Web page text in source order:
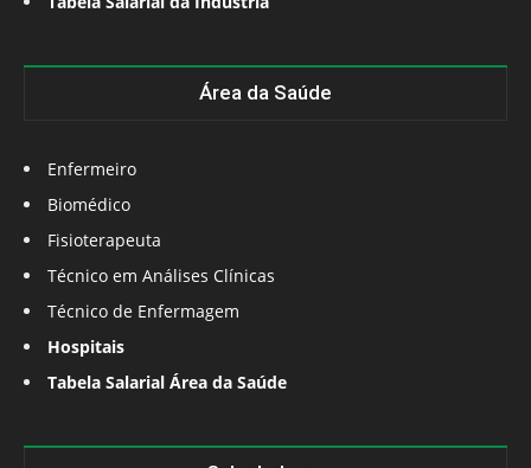
Área da Saúde
Enfermeiro
Biomédico
Fisioterapeuta
Técnico em Análises Clínicas
Técnico de Enfermagem
Hospitais
Tabela Salarial Área da Saúde